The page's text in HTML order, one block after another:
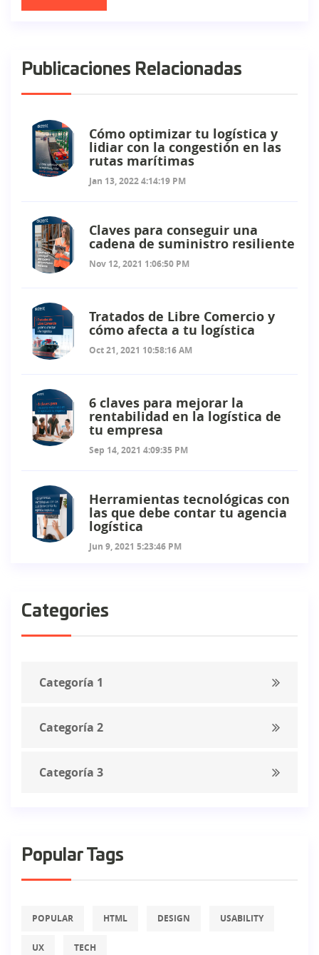
Publicaciones Relacionadas
Cómo optimizar tu logística y
lidiar con la congestión en las
rutas marítimas
Jan 13, 2022 4:14:19 PM
Claves para conseguir una
cadena de suministro resiliente
Nov 12, 2021 1:06:50 PM
Tratados de Libre Comercio y
cómo afecta a tu logística
Oct 21, 2021 10:58:16 AM
6 claves para mejorar la
rentabilidad en la logística de
tu empresa
Sep 14, 2021 4:09:35 PM
Herramientas tecnológicas con
las que debe contar tu agencia
logística
Jun 9, 2021 5:23:46 PM
Categories
Categoría 1
Categoría 2
Categoría 3
Popular Tags
POPULAR HTML DESIGN USABILITY
UX TECH